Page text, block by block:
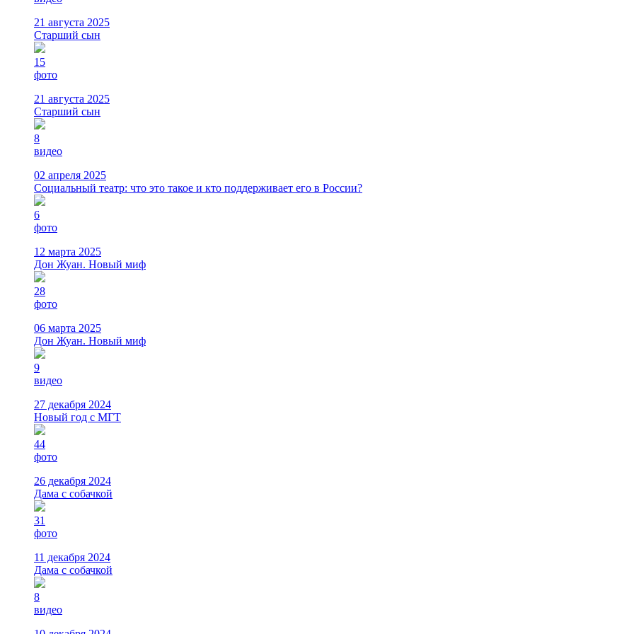
21 августа 2025
Старший сын
15
фото
21 августа 2025
Старший сын
8
видео
02 апреля 2025
Социальный театр: что это такое и кто поддерживает его в России?
6
фото
12 марта 2025
Дон Жуан. Новый миф
28
фото
06 марта 2025
Дон Жуан. Новый миф
9
видео
27 декабря 2024
Новый год с МГТ
44
фото
26 декабря 2024
Дама с собачкой
31
фото
11 декабря 2024
Дама с собачкой
8
видео